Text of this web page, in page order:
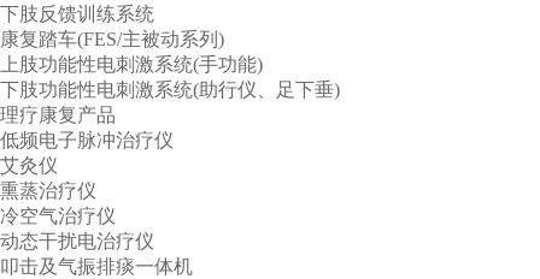
下肢反馈训练系统
康复踏车(FES/主被动系列)
上肢功能性电刺激系统(手功能)
下肢功能性电刺激系统(助行仪、足下垂)
理疗康复产品
低频电子脉冲治疗仪
艾灸仪
熏蒸治疗仪
冷空气治疗仪
动态干扰电治疗仪
叩击及气振排痰一体机